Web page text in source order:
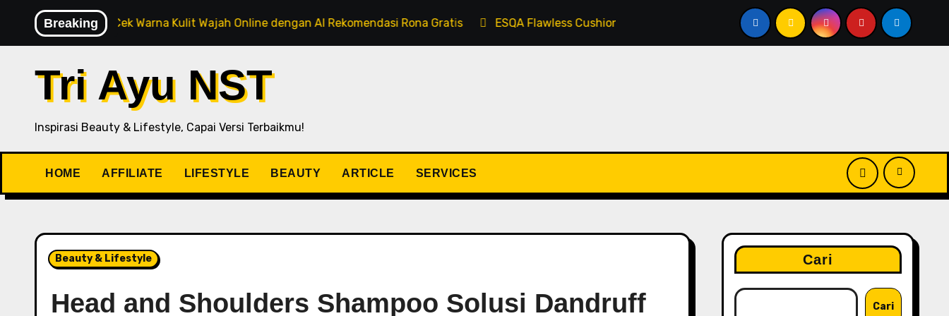
Breaking
Cek Warna Kulit Wajah Online dengan AI Rekomendasi Rona Gratis ESQA Flawless Cushion Serum SPF 50+ PA+++ Juara Terbaru dalam Kombinasi Skincare dan
Tri Ayu NST
Inspirasi Beauty & Lifestyle, Capai Versi Terbaikmu!
HOME AFFILIATE LIFESTYLE BEAUTY ARTICLE SERVICES
Beauty & Lifestyle
Head and Shoulders Shampoo Solusi Dandruff
Cari
Cari